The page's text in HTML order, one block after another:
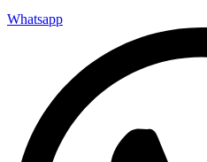
Whatsapp